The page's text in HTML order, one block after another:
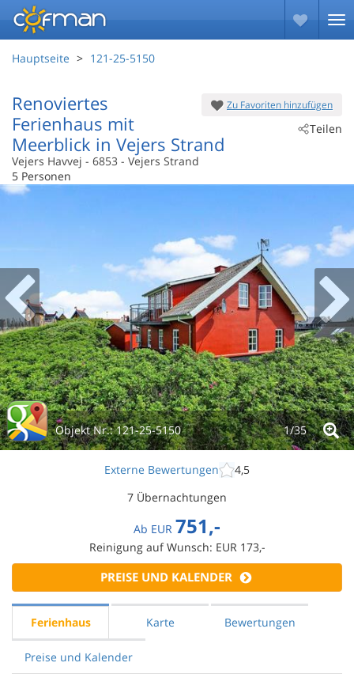
Hauptseite 121-25-5150
Zu Favoriten hinzufügen
Teilen
Renoviertes
Ferienhaus mit
Meerblick in Vejers Strand
Vejers Havvej - 6853 - Vejers Strand
5 Personen
Objekt Nr.:121-25-5150 1/35
Externe Bewertungen
4,5
7 Übernachtungen
Ab EUR 751,-
Reinigung auf Wunsch: EUR 173,-
PREISE UND KALENDER
Ferienhaus Karte Bewertungen
Preise und Kalender